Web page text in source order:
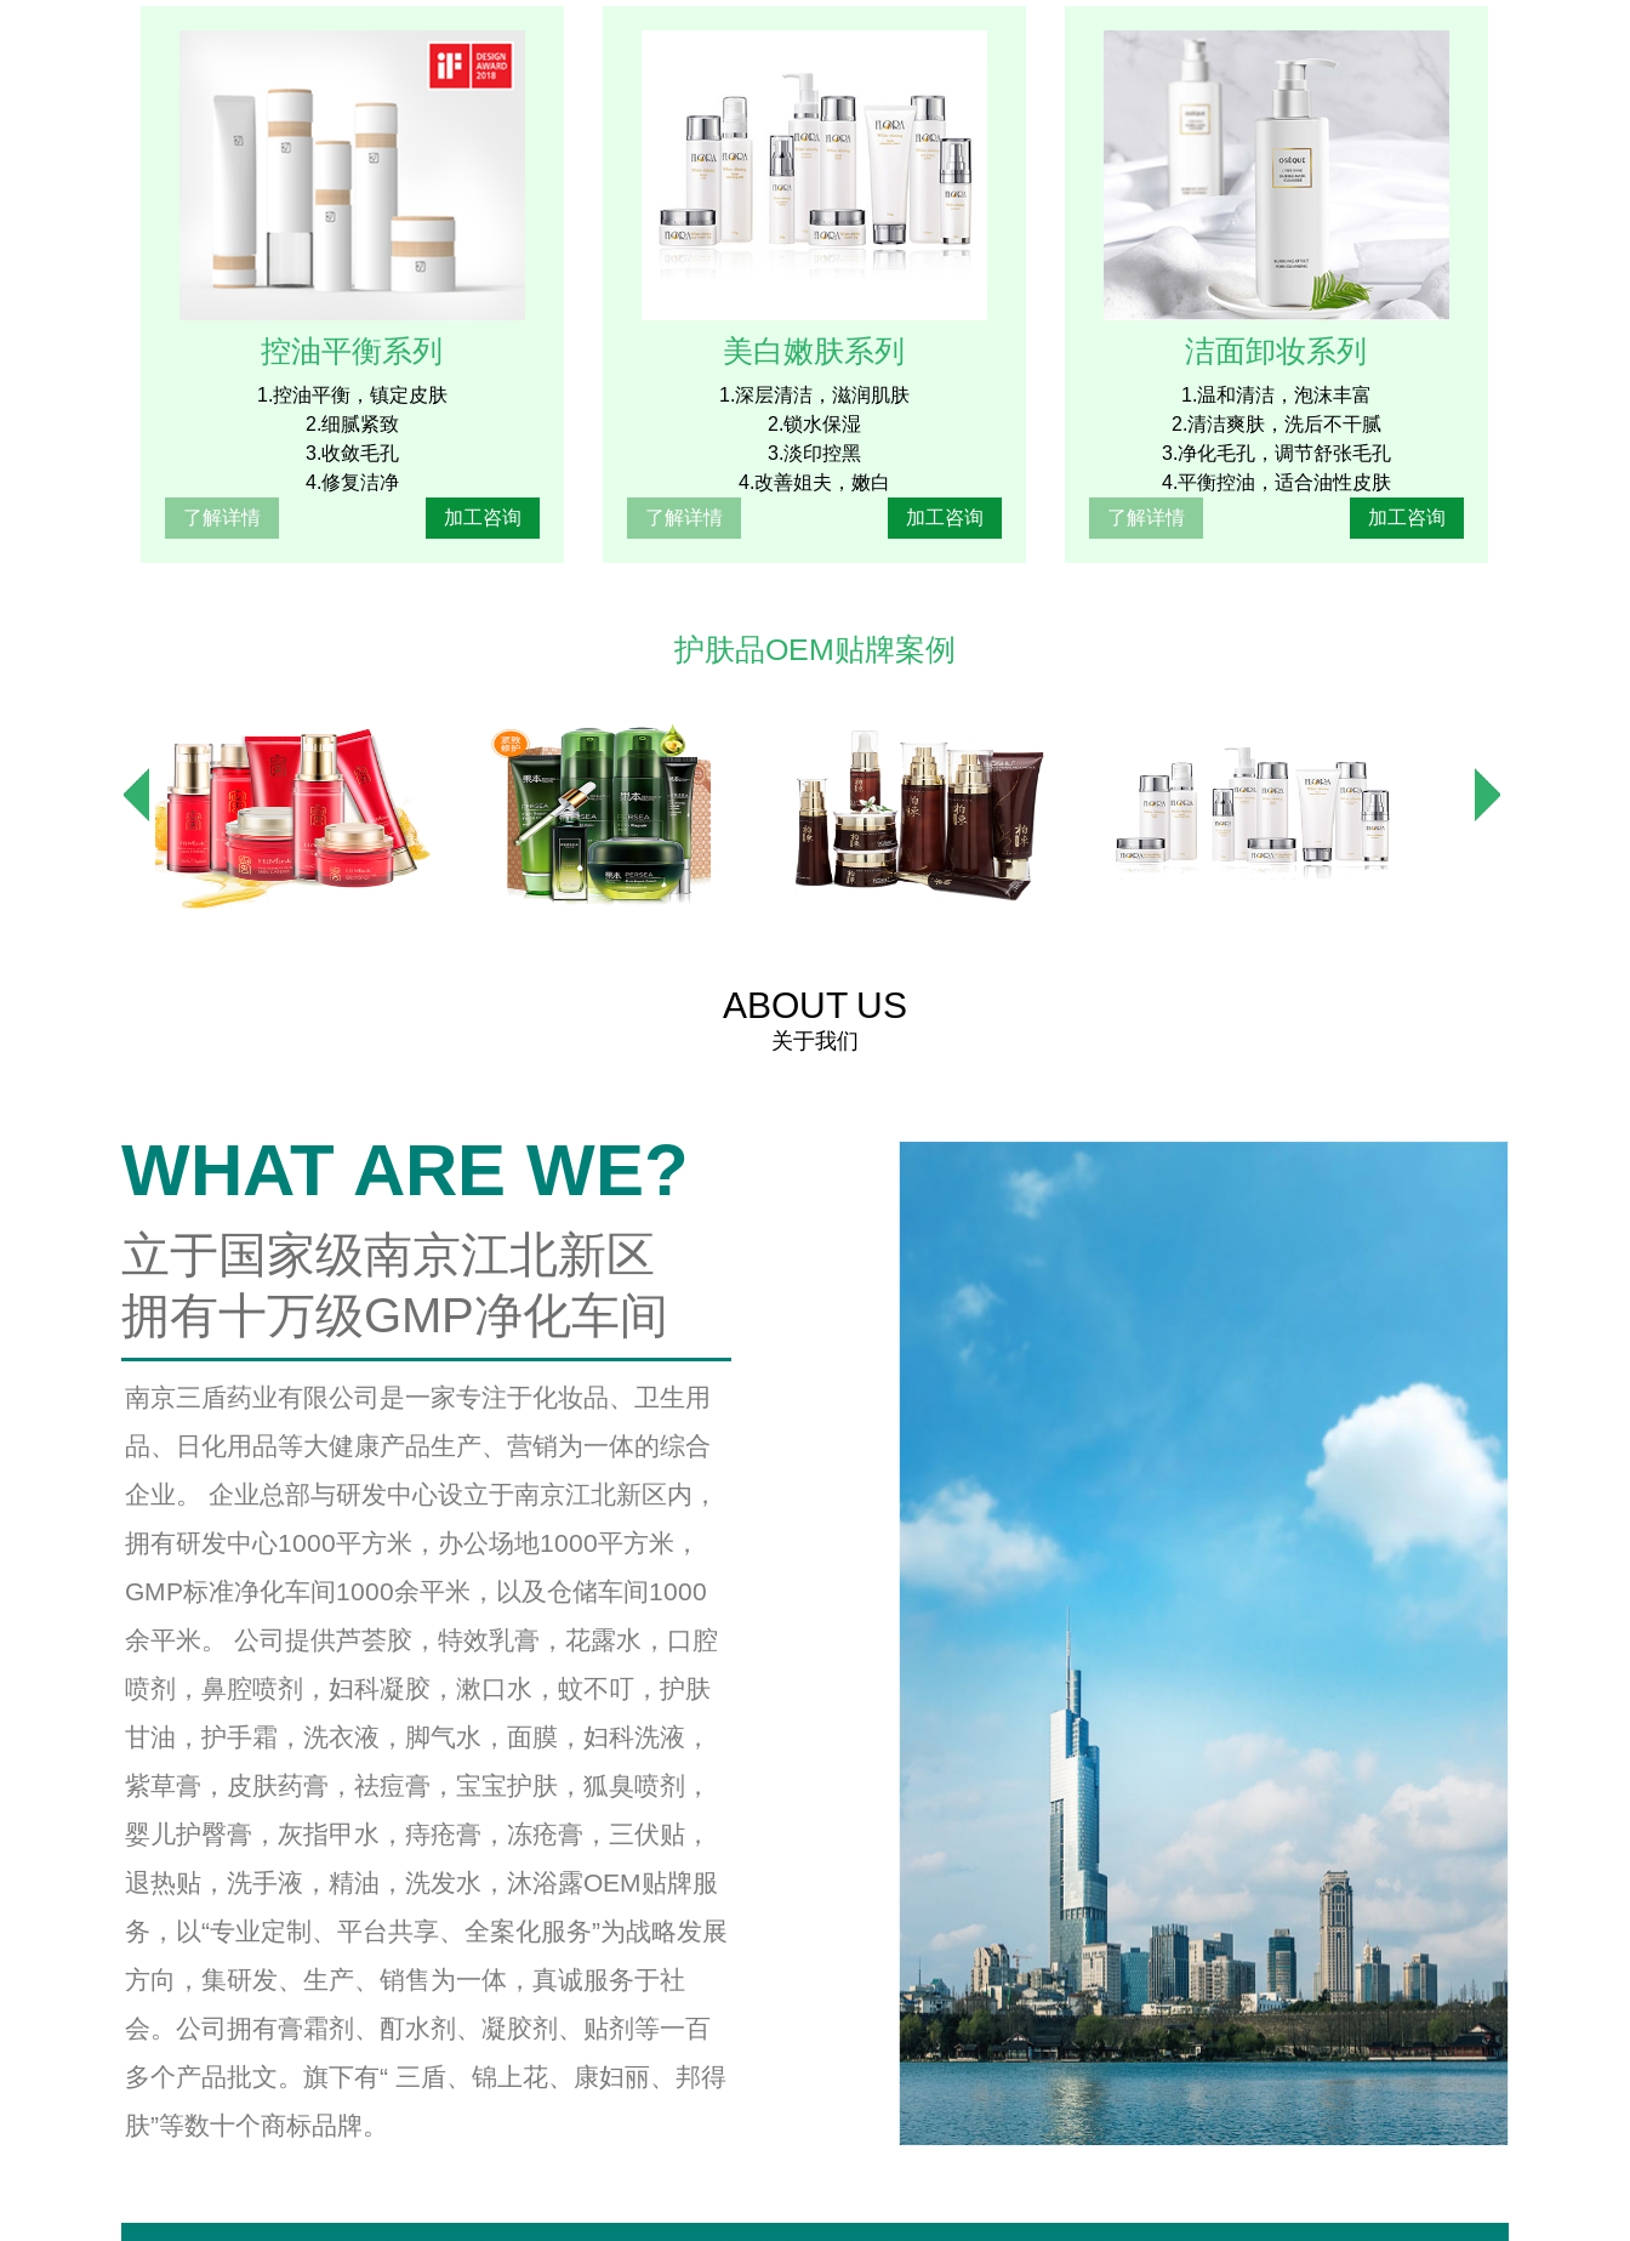
控油平衡系列
1.控油平衡，镇定皮肤
2.细腻紧致
3.收敛毛孔
4.修复洁净
了解详情
加工咨询
美白嫩肤系列
1.深层清洁，滋润肌肤
2.锁水保湿
3.淡印控黑
4.改善姐夫，嫩白
了解详情
加工咨询
洁面卸妆系列
1.温和清洁，泡沫丰富
2.清洁爽肤，洗后不干腻
3.净化毛孔，调节舒张毛孔
4.平衡控油，适合油性皮肤
了解详情
加工咨询
护肤品OEM贴牌案例
ABOUT US
关于我们
WHAT ARE WE?
立于国家级南京江北新区
拥有十万级GMP净化车间
南京三盾药业有限公司是一家专注于化妆品、卫生用
品、日化用品等大健康产品生产、营销为一体的综合
企业。 企业总部与研发中心设立于南京江北新区内，
拥有研发中心1000平方米，办公场地1000平方米，
GMP标准净化车间1000余平米，以及仓储车间1000
余平米。 公司提供芦荟胶，特效乳膏，花露水，口腔
喷剂，鼻腔喷剂，妇科凝胶，漱口水，蚊不叮，护肤
甘油，护手霜，洗衣液，脚气水，面膜，妇科洗液，
紫草膏，皮肤药膏，祛痘膏，宝宝护肤，狐臭喷剂，
婴儿护臀膏，灰指甲水，痔疮膏，冻疮膏，三伏贴，
退热贴，洗手液，精油，洗发水，沐浴露OEM贴牌服
务，以“专业定制、平台共享、全案化服务”为战略发展
方向，集研发、生产、销售为一体，真诚服务于社
会。公司拥有膏霜剂、酊水剂、凝胶剂、贴剂等一百
多个产品批文。旗下有“ 三盾、锦上花、康妇丽、邦得
肤”等数十个商标品牌。